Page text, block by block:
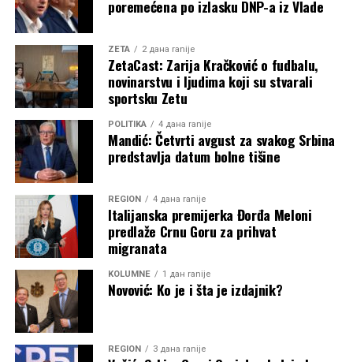
poremećena po izlasku DNP-a iz Vlade
ZETA 2 дана ranije
ZetaCast: Zarija Kračković o fudbalu,
novinarstvu i ljudima koji su stvarali
sportsku Zetu
POLITIKA 4 дана ranije
Mandić: Četvrti avgust za svakog Srbina
predstavlja datum bolne tišine
REGION 4 дана ranije
Italijanska premijerka Đorđa Meloni
predlaže Crnu Goru za prihvat
migranata
KOLUMNE 1 дан ranije
Novović: Ko je i šta je izdajnik?
REGION 3 дана ranije